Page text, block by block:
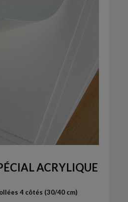
ACRYLIQUE
4 côtés (30/40 cm)